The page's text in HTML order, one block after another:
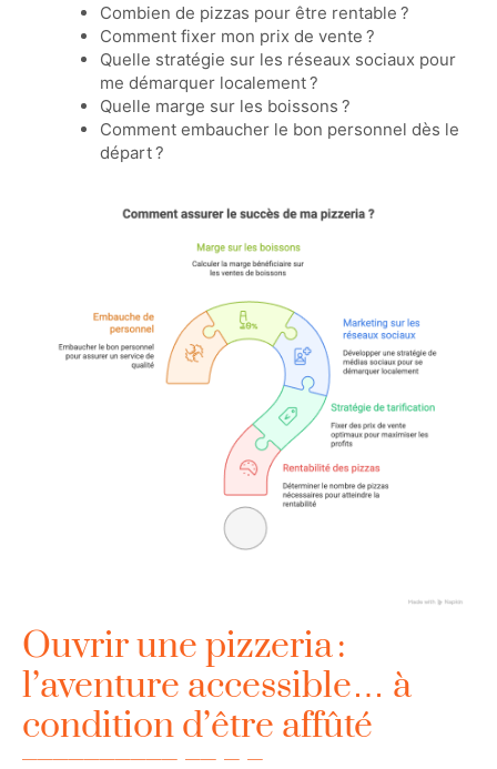
Combien de pizzas pour être rentable ?
Comment fixer mon prix de vente ?
Quelle stratégie sur les réseaux sociaux pour
me démarquer localement ?
Quelle marge sur les boissons ?
Comment embaucher le bon personnel dès le
départ ?
Ouvrir une pizzeria :
l’aventure accessible… à
condition d’être affûté